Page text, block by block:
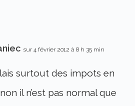
sur 4 février 2012 à 8 h 35 min
surtout des impots en
il n’est pas normal que